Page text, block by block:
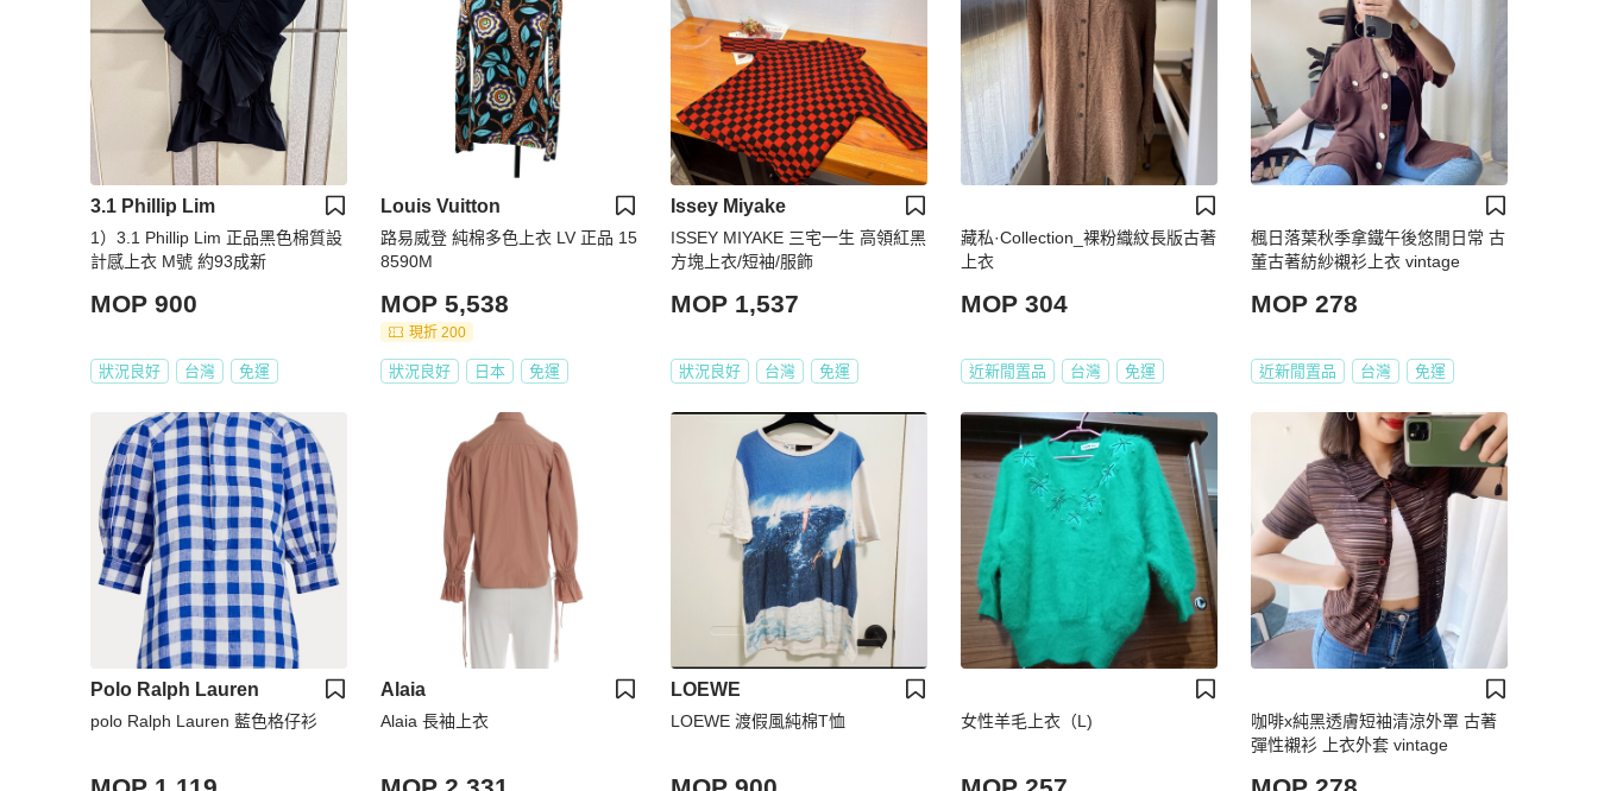
3.1 Phillip Lim
1）3.1 Phillip Lim 正品黑色棉質設
計感上衣 M號 約93成新
MOP 900
狀況良好 台灣 免運
Louis Vuitton
路易威登 純棉多色上衣 LV 正品 15
8590M
MOP 5,538
現折 200
狀況良好 日本 免運
Issey Miyake
ISSEY MIYAKE 三宅一生 高領紅黑
方塊上衣/短袖/服飾
MOP 1,537
狀況良好 台灣 免運
藏私·Collection_裸粉織紋長版古著
上衣
MOP 304
近新閒置品 台灣 免運
楓日落葉秋季拿鐵午後悠閒日常 古
董古著紡紗襯衫上衣 vintage
MOP 278
近新閒置品 台灣 免運
Polo Ralph Lauren
polo Ralph Lauren 藍色格仔衫
Alaia
Alaia 長袖上衣
LOEWE
LOEWE 渡假風純棉T恤 女性羊毛上衣（L)
咖啡x純黑透膚短袖清涼外罩 古著
彈性襯衫 上衣外套 vintage